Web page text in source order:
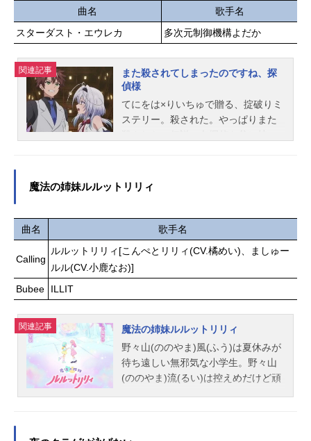
時、あなたと少女たちの運命が大き
く動き出す―作品名プリンセスコネ
クト！Re:Diveスケジュール2018年2
ヌ：M・A・Oコッコロ：伊藤美来キ
ャル：立花理香ユイ：種田梨沙ヒヨ
リ：東山奈央レイ：早見沙織ミミ：
日高里菜ミソギ：諸星すみれキョウ
カ：小倉唯スタッフメインテーマ作
曲：田...
EX放送形態TVアニメシリーズベイブ
レードスケジュール2023年10月6日
（金）～2026年3月27日（金）テレ
ビ東京系にて話数全122話キャスト黒
須エクス：斉藤壮馬風見バード：梅
田修一朗七色マルチ：野口瑠璃子白
星テンカ：夏吉ゆうこ黒須ナイン：
宮白桃子タイショー：魚建冥殿メイ
ン：若井友希不死原バーン：小林裕
に：前川涼子スタッフ企画・原案：
タカラトミー 小学館原作：BEYBLA
DEX（小学館「月刊コロコロコミッ
ク」連載）［作］河本ほむら・武野
山勝仁監督：寺田素都シリーズ原
案・シナリオ協力：武野光キャラク
ター原案：出水ぽすかシリーズ構
成：兵頭一歩キャラクターデザイ
ン：長...
曲名
歌手名
スターダスト・エウレカ
多次元制御機構よだか
関連記事
また殺されてしまったのですね、探
偵様
てにをは×りいちゅで贈る、掟破りミ
ステリー。殺された。やっぱりまた
調査や猫探しなど地味な仕事にいそ
者"は自分自身!?特殊体質によって毎
度生き返る朔也を膝枕で出迎えるの
は優秀な助手リリテア。「また殺さ
れてしまったのですね、探偵様」
て被害者として、朔也は文字通り命
─!てにをは×りいちゅで贈る掟破りミ
ステリー、開幕。作品名また殺され
てしまったのですね、探偵様放送形
態TVアニメスケジュール2026年4月2
日（木）～2026年6月18日（木）TB
魔法の姉妹ルルットリリィ
曲名 歌手名
Calling
ルルットリリィ[こんぺとリリィ(CV.橘めい)、ましゅー
ルル(CV.小鹿なお)]
Bubee
ILLIT
関連記事
魔法の姉妹ルルットリリィ
野々山(ののやま)風(ふう)は夏休みが
待ち遠しい無邪気な小学生。野々山
(ののやま)流(るい)は控えめだけど頑